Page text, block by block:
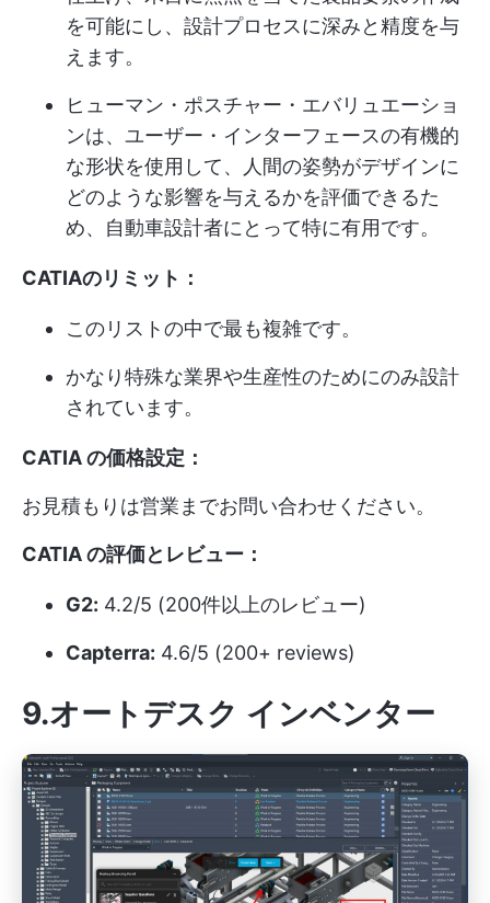
を可能にし、設計プロセスに深みと精度を与
えます。
ヒューマン・ポスチャー・エバリュエーショ
ンは、ユーザー・インターフェースの有機的
な形状を使用して、人間の姿勢がデザインに
どのような影響を与えるかを評価できるた
め、自動車設計者にとって特に有用です。
CATIAのリミット：
このリストの中で最も複雑です。
かなり特殊な業界や生産性のためにのみ設計
されています。
CATIA の価格設定：
お見積もりは営業までお問い合わせください。
CATIA の評価とレビュー：
G2: 4.2/5 (200件以上のレビュー)
Capterra: 4.6/5 (200+ reviews)
9.オートデスク インベンター